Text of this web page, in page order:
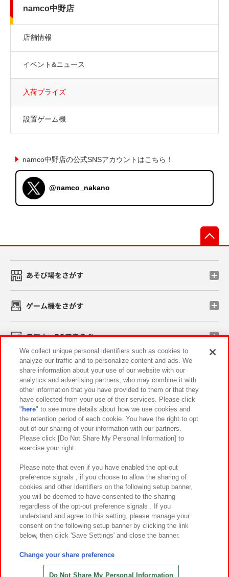
namco中野店
店舗情報
イベント&ニュース
入荷プライズ
設置ゲーム機
namco中野店の公式SNSアカウントはこちら！
@namco_nakano
あそび場をさがす
ゲーム機をさがす
スマホ・PCであそぶ
イベント・キャンペーン
関連会社 サステナビリティ サイトポリシー
プライバシーポリシー ウェブアクセシビリティ方針と検証結果
お取引先さまとともに
カスタマーハラスメント対応方針 よくあるご質問・お問い合わせ
©Bandai Namco Amusement Inc.
©Bandai Namco Amusement Lab Inc.
©HANAYASHIKI Co., Ltd. All Rights Reserved.
We collect unique personal identifiers such as cookies to
analyze our traffic and to personalize content and ads. We
share information about your use of our website with our
analytics and advertising partners, who may combine it with
other information that you have provided to them or that they
have collected from your use of their services. Please click
" here" to see more details about how we use cookies and
the retention period of each cookie. You have the right to opt
out of our sharing of your information with our partners.
Please click [Do Not Share My Personal Information] to
exercise your right.
Please note that even if you have enabled the opt-out
preference signals , if you choose to allow the sharing of
cookies and other identifiers on the following setup banner,
you will be deemed to have consented to the sharing
regardless of the opt-out preference signals . If you
understand and agree to this setting, please manage your
consent on the following setup banner by clicking the link
below, then click 'Save Settings' and close the banner.
Change your share preference
Do Not Share My Personal Information